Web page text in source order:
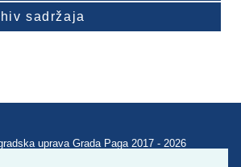
sadržaja
uprava Grada Paga 2017 - 2026